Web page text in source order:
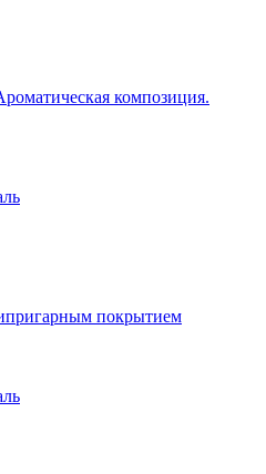
композиция.
покрытием